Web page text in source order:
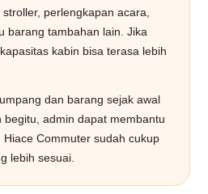
perlengkapan acara,
barang tambahan lain. Jika
kabin bisa terasa lebih
dan barang sejak awal
begitu, admin dapat membantu
Commuter sudah cukup
lebih sesuai.